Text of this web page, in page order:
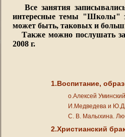
Все занятия
интересные темы "Школы"
может быть, таковых и
Также можно послушать
2008 г.
1.Воспитание,
о.Алексей
И.Медведева и
С. В. Малыхина.
2.Христианский